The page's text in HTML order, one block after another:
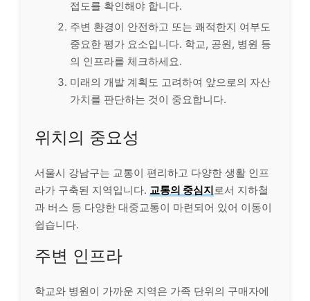
접도를 확인해야 합니다.
주변 환경이 안전하고 또는 쾌적한지 여부도
중요한 평가 요소입니다. 학교, 공원, 병원 등
의 인프라를 체크하세요.
미래의 개발 계획도 고려하여 앞으로의 자산
가치를 판단하는 것이 중요합니다.
위치의 중요성
서울시 강남구는 교통이 편리하고 다양한 생활 인프
라가 구축된 지역입니다. 교통의 중심지로서 지하철
과 버스 등 다양한 대중교통이 마련되어 있어 이동이
쉽습니다.
주변 인프라
학교와 병원이 가까운 지역은 가족 단위의 구매자에